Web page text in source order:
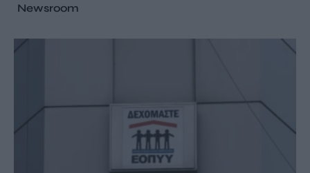
Newsroom